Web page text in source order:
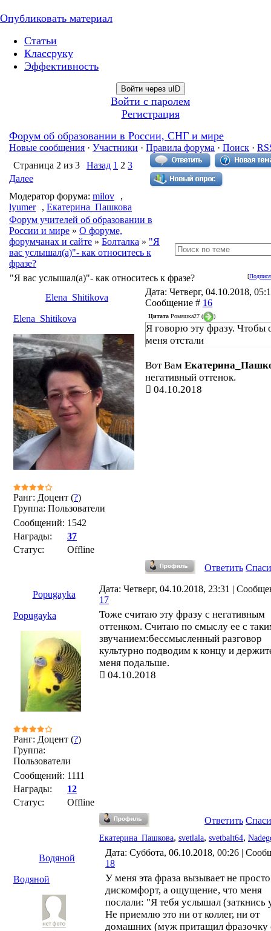
Опубликовать материал
Статьи
Классруку
Эффективность
Войти через uID
Войти с паролем
Регистрация
Форум об образовании в России, СНГ и мире
Новые сообщения · Участники · Правила форума · Поиск ·
Страница 2 из 3 Назад 1 2 3
Далее
Модератор форума: milov
,
lyumer
, Екатерина_Пашкова
Форум учителей об образовании в
России и мире » О форуме,
форумчанах и сайте » Болталка » "Я
вас услышал(а)"- как относитесь к
фразе?
[
"Я вас услышал(а)"- как относитесь к фразе?
Elena_Shitikova
Дата: Четверг, 04.10.2018,
Сообщение # 16
Elena_Shitikova
Ранг: Доцент (?)
Группа: Пользователи
Сообщений: 1542
Награды:
37
Статус:
Offline
Цитата Ромашка27 ( )
Я говорю эту фразу. Чтобы
меня отстали
Вот Вам
негативный оттенок.
04.10.2018
Ответить
Popugayka
Дата: Четверг, 04.10.2018, 23:31 |
17
Popugayka
Ранг: Доцент (?)
Группа:
Пользователи
Сообщений: 1111
Награды:
12
Статус:
Offline
Тоже считаю эту фразу с негативным
оттенком. Считаю по смыслу ее с
звучанием:бессмысленный разговор
культурно подводим к концу и
меня подальше.
04.10.2018
Ответить
Екатерина_Пашкова, svetlala, svetbalt64,
Водяной
Дата: Суббота, 06.10.2018, 00:26 |
18
Водяной
У меня эта фраза вызывает не просто
дискомфорт, а ощущение, что меня
послали: "Я тебя услышал (заткнись
Не приемлю это ни от коллег, ни от
домашних (муж притащил фразочку